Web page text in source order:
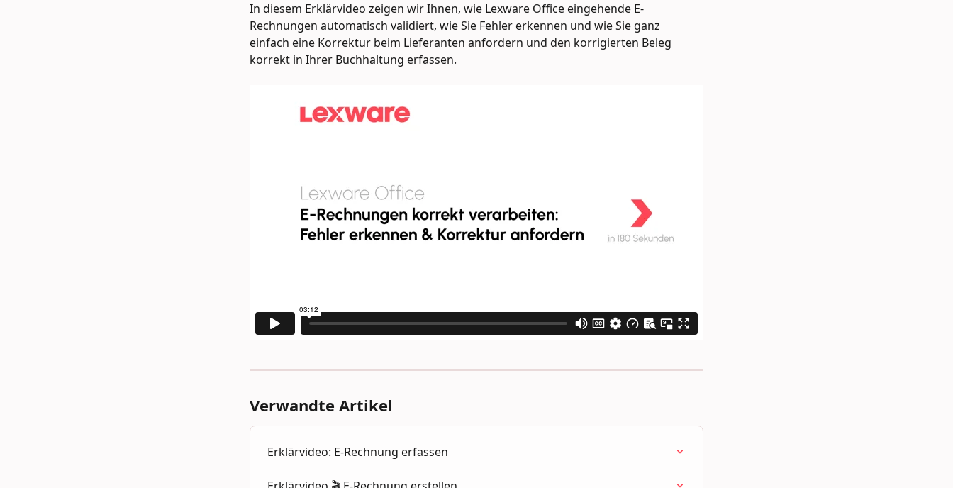
In diesem Erklärvideo zeigen wir Ihnen, wie Lexware Office eingehende E-
Rechnungen automatisch validiert, wie Sie Fehler erkennen und wie Sie ganz
einfach eine Korrektur beim Lieferanten anfordern und den korrigierten Beleg
korrekt in Ihrer Buchhaltung erfassen.
Verwandte Artikel
Erklärvideo: E-Rechnung erfassen